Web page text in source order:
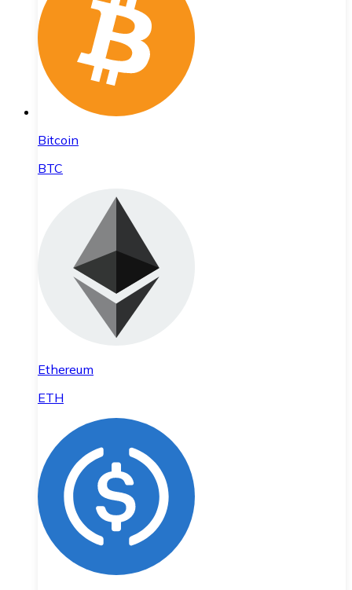
Bitcoin
BTC
Ethereum
ETH